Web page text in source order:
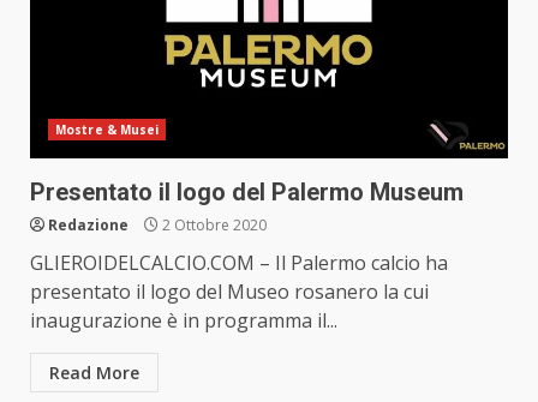
Mostre & Musei
Presentato il logo del Palermo Museum
Redazione 2 Ottobre 2020
GLIEROIDELCALCIO.COM – Il Palermo calcio ha
presentato il logo del Museo rosanero la cui
inaugurazione è in programma il...
Read More